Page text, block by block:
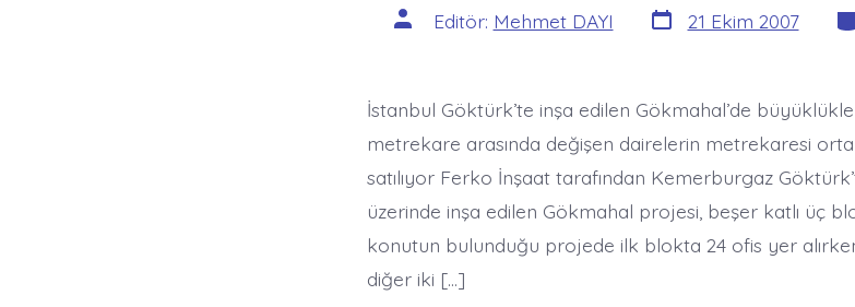
Yazının
yazarı
Editör: Mehmet DAYI Yazı
tarihi
21 Ekim 2007
İstanbul Göktürk’te inşa edilen Gökmahal’de
metrekare arasında değişen dairelerin metrekaresi
satılıyor Ferko İnşaat tarafından Kemerburgaz
üzerinde inşa edilen Gökmahal projesi, beşer katlı üç
konutun bulunduğu projede ilk blokta 24 ofis yer
diğer iki […]